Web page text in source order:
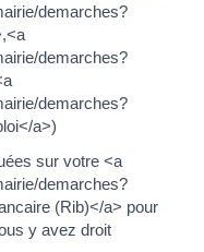
demarches?
demarches?
demarches?
a>)
sur votre <a
demarches?
(Rib)</a> pour
y avez droit